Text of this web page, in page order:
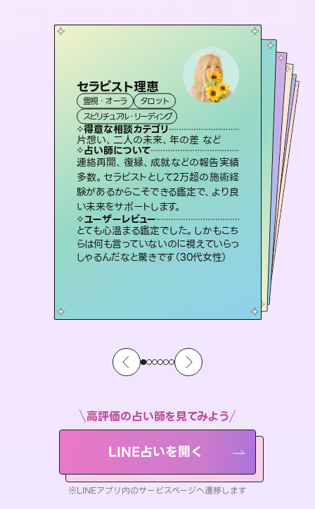
セラピスト理恵
霊視・オーラ
タロット
スピリチュアル・リーディング
得意な相談カテゴリ
片想い、二人の未来、年の差 など
占い師について
連絡再開、復縁、成就などの報告実績
多数。セラピストとして2万超の施術経
験があるからこそできる鑑定で、より良
い未来をサポートします。
ユーザーレビュー
とても心温まる鑑定でした。しかもこち
らは何も言っていないのに視えていらっ
しゃるんだなと驚きです（30代女性）
彗望（すいぼう）
霊視・オーラ 透視
スピリチュアル・リーディング
得意な相談カテゴリ
片想い、あの人の気持ち、復縁 など
占い師について
3,700年以上の歴史を持つ東洋最古の
占術「易占」で詳細まで占い、幸せへ向
かう道筋を示します。厳しい結果にも具
体的な対策をお伝えします。
ユーザーレビュー
複雑な背景もしっかり聞いて鑑定して
いただけました。気持ちが楽になりまし
た（50代 女性）
アイリス -iris-
西洋占星術 タロット
ルーン
得意な相談カテゴリ
恋愛総合、片想い、二人の未来 など
占い師について
復縁、恋愛、不倫の行方、同性愛や片
思い、仕事関係や借金問題まで知りた
いことや心の負担になっていることを
紐解き、背中をそっと押して導きます。
ユーザーレビュー
安心感のあり、言い切ってくれる所や濁
さない鑑定のおかげで、毎回自分の気
持ちを整えられます（30代 男性）
おう 霊感オラクル
霊視・オーラ
オラクルカード
得意な相談カテゴリ
恋愛総合、あの人の気持ち など
占い師について
霊視×オラクルカードを使って「今」と「未来」そして「気になるあの人の気持ち」まで丁寧に読み解き、恋や人生のヒントを優しく引き出します。
ユーザーレビュー
不安な気持ちが嘘みたいに晴れまし
た…！よく視えていらっしゃるんだなと
感じました（40代 女性）
未来視師＊花
霊視・オーラ
スピリチュアル・リーディング
得意な相談カテゴリ
出逢い、片想い、復縁 など
占い師について
未来には何パターンもの選択肢があり
ます。不安で視えにくくなっているあな
たの素敵な未来を見つけ、その未来を
選択できるようアドバイスします。
ユーザーレビュー
職場の人の性質や人間関係、本心など
本当によく視えていてびっくり。対策が
打てて前向きになれます（40代）
桃源珠羽
霊視・オーラ タロット
スピリチュアル・リーディング
得意な相談カテゴリ
片想い、あの人の気持ち、復縁 など
占い師について
恋愛のお悩みの中でも特に「曖昧な関
係」の相談を得意としており、友達以上
恋人未満なお相手との今後や本音を丁
寧に読み解き恋愛成就へと導きます。
ユーザーレビュー
鑑定していただいてアドバイス通りに行
動すると仲が復活してきました。ありが
とうございました（40代 女性）
高評価の占い師を見てみよう
LINE占いを開く
※LINEアプリ内のサービスページへ遷移します